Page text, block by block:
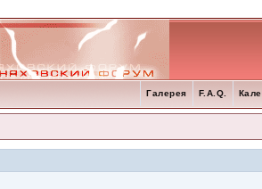
F.A.Q.
Галерея